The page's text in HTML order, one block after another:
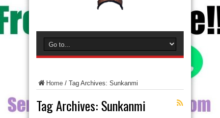
Home / Tag Archives: Sunkanmi
Tag Archives: Sunkanmi